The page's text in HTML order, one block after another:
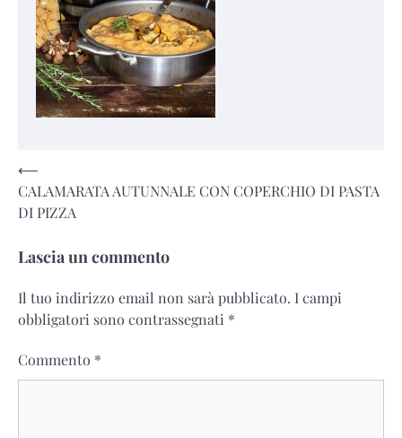
Navigazione
articoli
⟵
CALAMARATA AUTUNNALE CON COPERCHIO DI PASTA
DI PIZZA
Lascia un commento
Il tuo indirizzo email non sarà pubblicato. I campi
obbligatori sono contrassegnati *
Commento *